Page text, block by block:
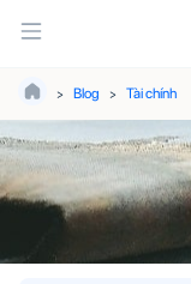
Blog Tài chính